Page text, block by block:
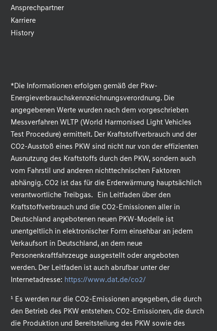
Ansprechpartner
Karriere
History
*Die Informationen erfolgen gemäß der Pkw-
Energieverbrauchskennzeichnungsverordnung. Die
angegebenen Werte wurden nach dem vorgeschrieben
Messverfahren WLTP (World Harmonised Light Vehicles
Test Procedure) ermittelt. Der Kraftstoffverbrauch und der
CO2-Ausstoß eines PKW sind nicht nur von der effizienten
Ausnutzung des Kraftstoffs durch den PKW, sondern auch
vom Fahrstil und anderen nichttechnischen Faktoren
abhängig. CO2 ist das für die Erderwärmung hauptsächlich
verantwortliche Treibgas. Ein Leitfaden über den
Kraftstoffverbrauch und die CO2-Emissionen aller in
Deutschland angebotenen neuen PKW-Modelle ist
unentgeltlich in elektronischer Form einsehbar an jedem
Verkaufsort in Deutschland, an dem neue
Personenkraftfahrzeuge ausgestellt oder angeboten
werden. Der Leitfaden ist auch abrufbar unter der
Internetadresse: https://www.dat.de/co2/
¹ Es werden nur die CO2-Emissionen angegeben, die durch
den Betrieb des PKW entstehen. CO2-Emissionen, die durch
die Produktion und Bereitstellung des PKW sowie des